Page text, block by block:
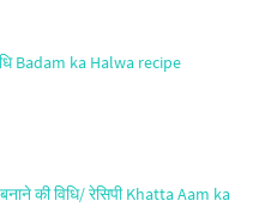
Badam ka Halwa recipe
की विधि/ रेसिपी Khatta Aam ka